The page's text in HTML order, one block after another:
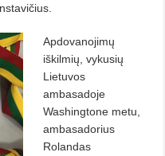
Apdovanojimų
iškilmių, vykusių
Lietuvos
ambasadoje
Washingtone metu,
ambasadorius
Rolandas